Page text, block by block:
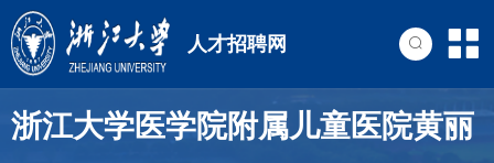
人才招聘网
浙江大学医学院附属儿童医院黄丽